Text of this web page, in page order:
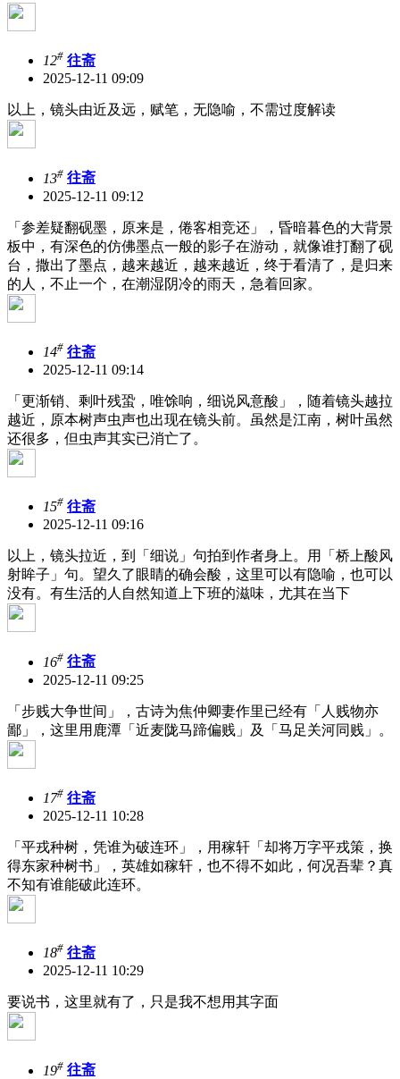
12# 往斋
2025-12-11 09:09
以上，镜头由近及远，赋笔，无隐喻，不需过度解读
13# 往斋
2025-12-11 09:12
「参差疑翻砚墨，原来是，倦客相竞还」，昏暗暮色的大背景
板中，有深色的仿佛墨点一般的影子在游动，就像谁打翻了砚
台，撒出了墨点，越来越近，越来越近，终于看清了，是归来
的人，不止一个，在潮湿阴冷的雨天，急着回家。
14# 往斋
2025-12-11 09:14
「更渐销、剩叶残蛩，唯馀响，细说风意酸」，随着镜头越拉
越近，原本树声虫声也出现在镜头前。虽然是江南，树叶虽然
还很多，但虫声其实已消亡了。
15# 往斋
2025-12-11 09:16
以上，镜头拉近，到「细说」句拍到作者身上。用「桥上酸风
射眸子」句。望久了眼睛的确会酸，这里可以有隐喻，也可以
没有。有生活的人自然知道上下班的滋味，尤其在当下
16# 往斋
2025-12-11 09:25
「步贱大争世间」，古诗为焦仲卿妻作里已经有「人贱物亦
鄙」，这里用鹿潭「近麦陇马蹄偏贱」及「马足关河同贱」。
17# 往斋
2025-12-11 10:28
「平戎种树，凭谁为破连环」，用稼轩「却将万字平戎策，换
得东家种树书」，英雄如稼轩，也不得不如此，何况吾辈？真
不知有谁能破此连环。
18# 往斋
2025-12-11 10:29
要说书，这里就有了，只是我不想用其字面
19# 往斋